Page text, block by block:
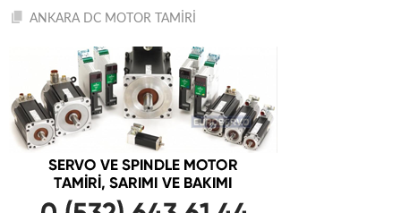
ANKARA DC MOTOR TAMİRİ